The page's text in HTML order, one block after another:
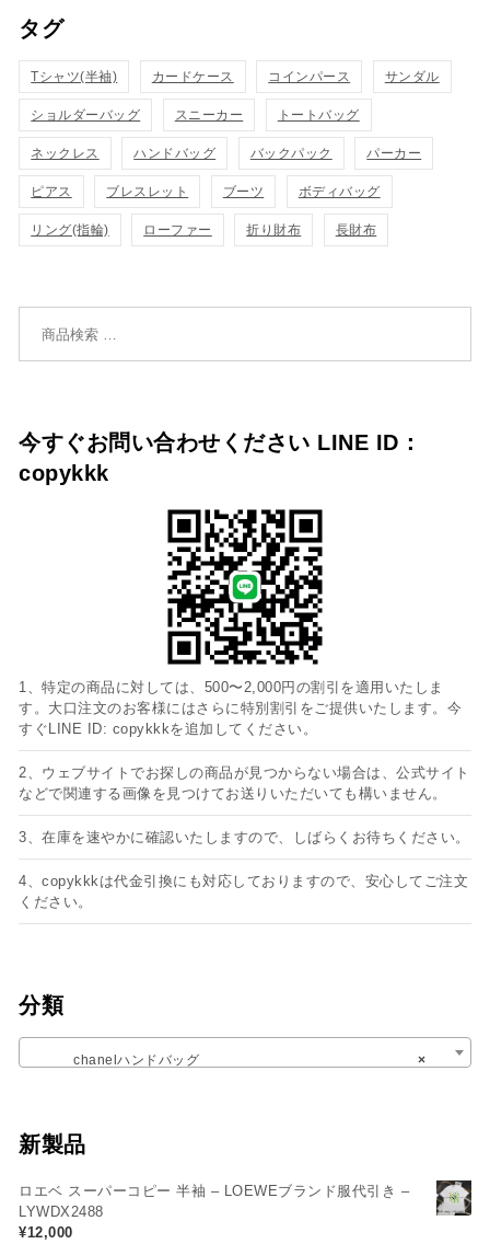
タグ
Tシャツ(半袖) カードケース コインパース サンダル
ショルダーバッグ スニーカー トートバッグ
ネックレス ハンドバッグ バックパック パーカー
ピアス ブレスレット ブーツ ボディバッグ
リング(指輪) ローファー 折り財布 長財布
今すぐお問い合わせください LINE ID：
copykkk
1、特定の商品に対しては、500〜2,000円の割引を適用いたしま
す。大口注文のお客様にはさらに特別割引をご提供いたします。今
すぐLINE ID: copykkkを追加してください。
2、ウェブサイトでお探しの商品が見つからない場合は、公式サイト
などで関連する画像を見つけてお送りいただいても構いません。
3、在庫を速やかに確認いたしますので、しばらくお待ちください。
4、copykkkは代金引換にも対応しておりますので、安心してご注文
ください。
分類
×
chanelハンドバッグ
新製品
ロエベ スーパーコピー 半袖 – LOEWEブランド服代引き –
LYWDX2488
¥12,000